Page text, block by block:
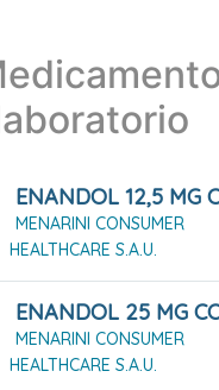
MENARINI CONSUMER
HEALTHCARE S.A.U.
MENARINI CONSUMER
HEALTHCARE S.A.U.